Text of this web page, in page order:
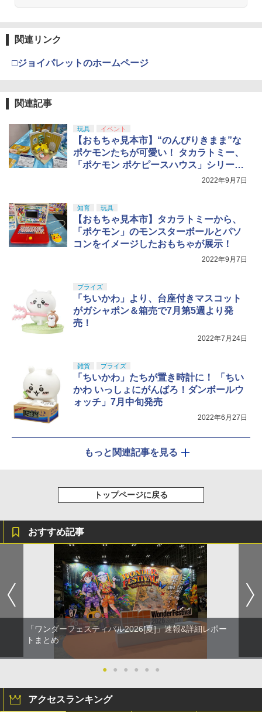
4
ドラゴンクエスト メタリックアイテムズ
￥7,800
ル[グッドスマイルカンパニー]【送料無
料】《発売済・在庫品》
￥7,920
4
【ワケアリ】MILITARY-BASE(ミリタリ
￥1,062
地震 登山 野外活動 に ATBND38
￥1,250
4
TAMASHII NATIONS S.H.フィギュアー
5
TAMASHII NATIONS オリジン・オブ・
バルキリー 超時空要塞マクロス VF-1J
バルキリー45th Anniv. 約225mm ABS&
￥21,950
4
HGAW 機動新世紀ガンダムX ガンダムエ
5
BANDAI SPIRITS(バンダイスピリッツ)
30MS SIS-H00 セスティエ[カラーC] 色
分け済みプラモデル
4
USP HG 18歳以上エアーHOPハンドガン
￥3,409
￥2,600
シリコンモールド クロムハート 4種 6.7×
3.6cm 柄型枠 爪飾り作成 多寸法設計 立
体彫刻 耐久 繰返し ハンドメイドネイル
(Bタイプ)
関連リンク
□ジョイパレットのホームページ
関連記事
玩具 イベント
【おもちゃ見本市】“のんびりきまま”な
ポケモンたちが可愛い！ タカラトミー、
「ポケモン ポケピースハウス」シリーズ
2022年9月7日
知育 玩具
【おもちゃ見本市】タカラトミーから、
「ポケモン」のモンスターボールとパソ
コンをイメージしたおもちゃが展示！
2022年9月7日
プライズ
「ちいかわ」より、台座付きマスコット
がガシャポン＆箱売で7月第5週より発
売！
2022年7月24日
雑貨 プライズ
「ちいかわ」たちが置き時計に！ 「ちい
かわ いっしょにがんばろ！ダンボールウ
ォッチ」7月中旬発売
2022年6月27日
もっと関連記事を見る
トップページに戻る
おすすめ記事
「ワンダーフェスティバル2026[夏]」速報&詳細レポー
トまとめ
● ● ● ● ● ●
アクセスランキング